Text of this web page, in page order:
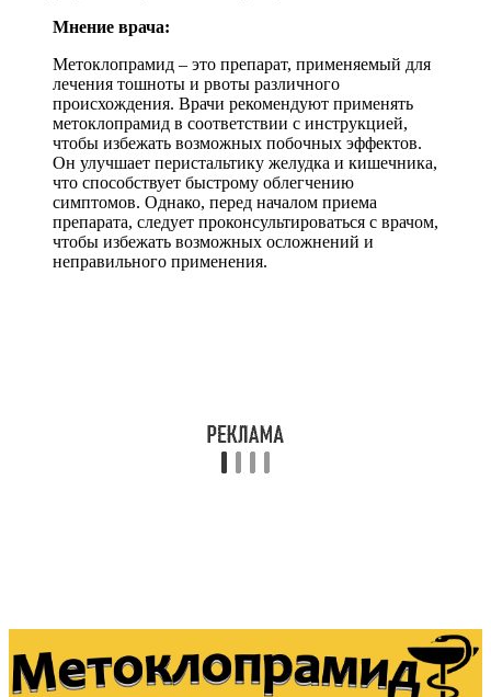
Мнение врача:
Метоклопрамид – это препарат, применяемый для
лечения тошноты и рвоты различного
происхождения. Врачи рекомендуют применять
метоклопрамид в соответствии с инструкцией,
чтобы избежать возможных побочных эффектов.
Он улучшает перистальтику желудка и кишечника,
что способствует быстрому облегчению
симптомов. Однако, перед началом приема
препарата, следует проконсультироваться с врачом,
чтобы избежать возможных осложнений и
неправильного применения.